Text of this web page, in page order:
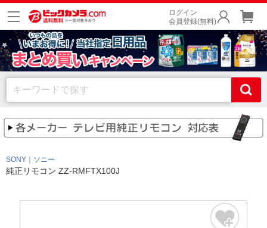
ログイン
会員登録(無料)
SONY｜ソニー
純正リモコン ZZ-RMFTX100J